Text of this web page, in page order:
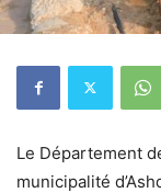
Le Département
municipalité